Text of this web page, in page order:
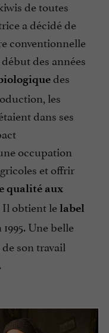
de toutes
a décidé de
conventionnelle
des années
des
les
dans ses
occupation
et offrir
qualité aux
Il obtient lelabel
1995. Une belle
son travail